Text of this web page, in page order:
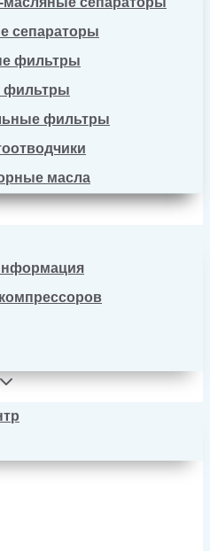
сепараторы
фильтры
фильтры
фильтры
масла